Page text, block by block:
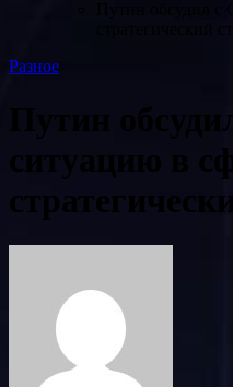
Разное
Путин
ситуацию в